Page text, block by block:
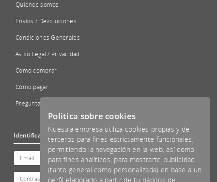
Quienes somos
Envíos / Devoluciones
Condiciones Generales
Aviso Legal / Privacidad
Cómo comprar
Cómo pagar
Preguntas Frecuentes - FAQs
Identificación
Politica sobre cookies
Nuestra empresa utiliza cookies propias y de
terceros para fines estrictamente funcionales,
permitiendo la navegación en la web, así como
para fines analíticos, para mostrarte publicidad
(tanto general como personalizada) en base a un
perfil elaborado a partir de tu hábitos de